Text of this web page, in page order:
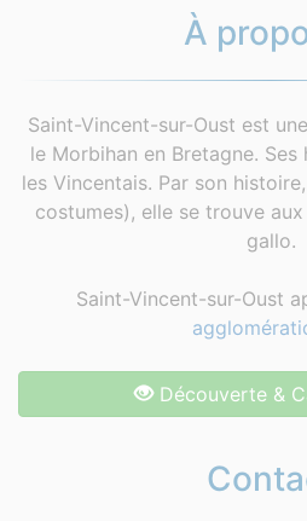
À
Saint-Vincent-sur-Oust est
le Morbihan en Bretagne.
les Vincentais. Par son
costumes), elle se trouve
gallo.
Saint-Vincent-sur-Oust
Découverte &